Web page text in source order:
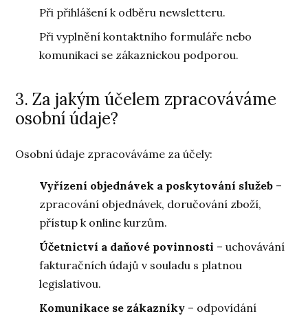
Při přihlášení k odběru newsletteru.
Při vyplnění kontaktního formuláře nebo
komunikaci se zákaznickou podporou.
3. Za jakým účelem zpracováváme
osobní údaje?
Osobní údaje zpracováváme za účely:
Vyřízení objednávek a poskytování služeb –
zpracování objednávek, doručování zboží,
přístup k online kurzům.
Účetnictví a daňové povinnosti – uchovávání
fakturačních údajů v souladu s platnou
legislativou.
Komunikace se zákazníky – odpovídání